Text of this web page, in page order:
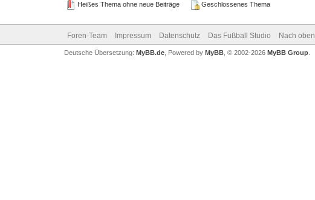
Heißes Thema ohne neue Beiträge
Geschlossenes Thema
Foren-Team Impressum Datenschutz Das Fußball Studio Nach oben
Deutsche Übersetzung: MyBB.de, Powered by MyBB, © 2002-2026 MyBB Group.